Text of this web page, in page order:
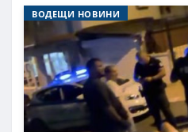
ВОДЕЩИ НОВИНИ